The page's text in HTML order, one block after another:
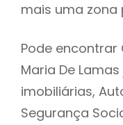
mais uma zona
Pode encontrar
Maria De
imobiliárias,
Segurança